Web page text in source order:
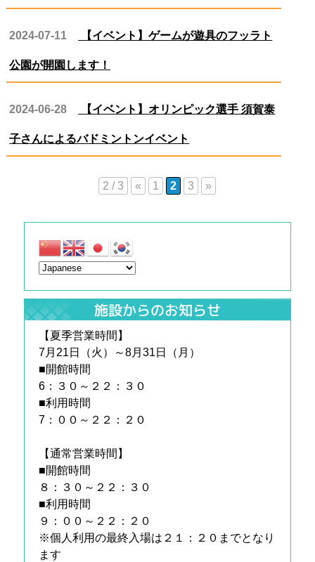
2024-07-11 【イベント】ゲームが遊具のフッラト
公園が開園します！
2024-06-28 【イベント】オリンピック選手 須賀泰
子さんによるバドミントンイベント
2 / 3 « 1 2 3 »
施設からのお知らせ
【夏季営業時間】
7月21日（火）～8月31日（月）
■開館時間
6：３０～２２：３０
■利用時間
7：００～２２：２０
【通常営業時間】
■開館時間
８：３０～２２：３０
■利用時間
９：００～２２：２０
※個人利用の最終入場は２１：２０までとなり
ます